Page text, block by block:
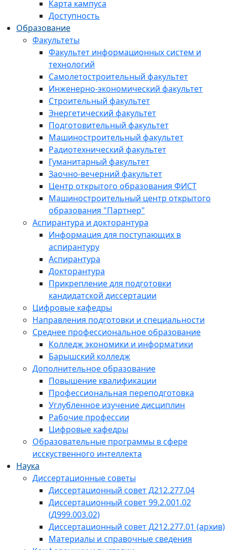
Карта кампуса
Доступность
Образование
Факультеты
Факультет информационных систем и
технологий
Самолетостроительный факультет
Инженерно-экономический факультет
Строительный факультет
Энергетический факультет
Подготовительный факультет
Машиностроительный факультет
Радиотехнический факультет
Гуманитарный факультет
Заочно-вечерний факультет
Центр открытого образования ФИСТ
Машиностроительный центр открытого
образования "Партнер"
Аспирантура и докторантура
Информация для поступающих в
аспирантуру
Аспирантура
Докторантура
Прикрепление для подготовки
кандидатской диссертации
Цифровые кафедры
Направления подготовки и специальности
Среднее профессиональное образование
Колледж экономики и информатики
Барышский колледж
Дополнительное образование
Повышение квалификации
Профессиональная переподготовка
Углубленное изучение дисциплин
Рабочие профессии
Цифровые кафедры
Образовательные программы в сфере
исскуственного интеллекта
Наука
Диссертационные советы
Диссертационный совет Д212.277.04
Диссертационный совет 99.2.001.02
(Д999.003.02)
Диссертационный совет Д212.277.01 (архив)
Материалы и справочные сведения